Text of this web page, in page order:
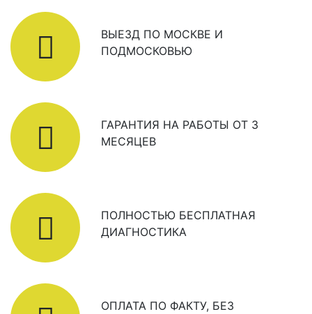
ВЫЕЗД ПО МОСКВЕ И
ПОДМОСКОВЬЮ
ГАРАНТИЯ НА РАБОТЫ ОТ 3
МЕСЯЦЕВ
ПОЛНОСТЬЮ БЕСПЛАТНАЯ
ДИАГНОСТИКА
ОПЛАТА ПО ФАКТУ, БЕЗ